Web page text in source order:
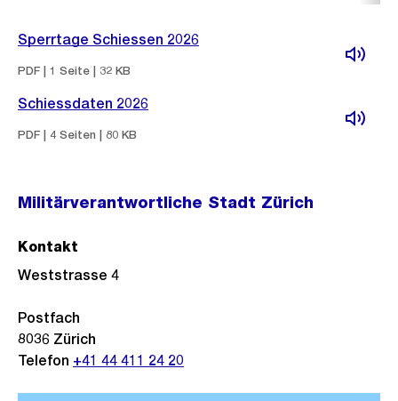
Sperrtage Schiessen 2026
PDF | 1 Seite | 32 KB
Schiessdaten 2026
PDF | 4 Seiten | 80 KB
Militärverantwortliche Stadt Zürich
Kontakt
Weststrasse 4
Postfach
8036 Zürich
Telefon +41 44 411 24 20